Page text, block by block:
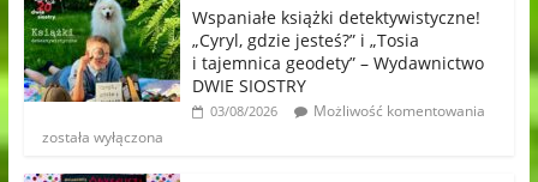
Wspaniałe książki detektywistyczne!
„Cyryl, gdzie jesteś?” i „Tosia
i tajemnica geodety” – Wydawnictwo
DWIE SIOSTRY
03/08/2026
Możliwość komentowania
została wyłączona